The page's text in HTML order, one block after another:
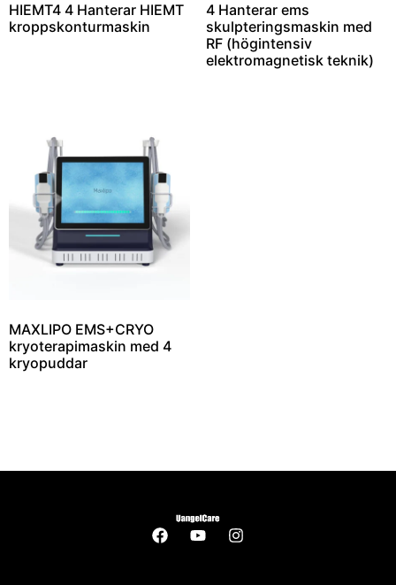
HIEMT4 4 Hanterar HIEMT
kroppskonturmaskin
4 Hanterar ems
skulpteringsmaskin med
RF (högintensiv
elektromagnetisk teknik)
MAXLIPO EMS+CRYO
kryoterapimaskin med 4
kryopuddar